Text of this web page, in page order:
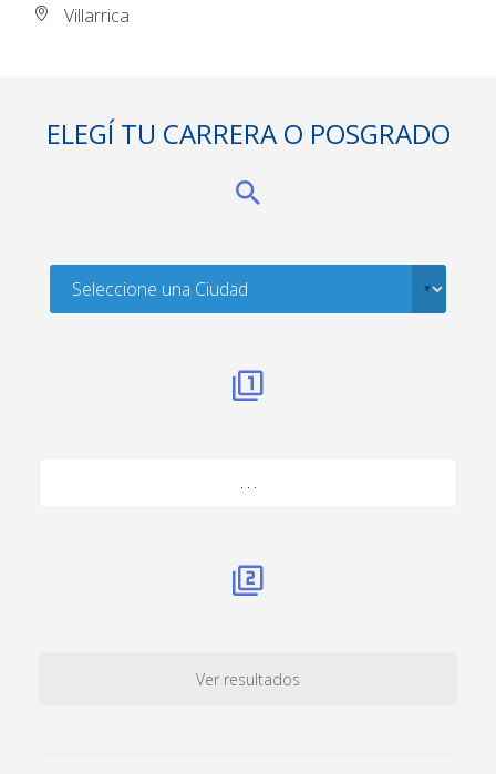
Villarrica
ELEGÍ TU CARRERA O POSGRADO
Ver resultados